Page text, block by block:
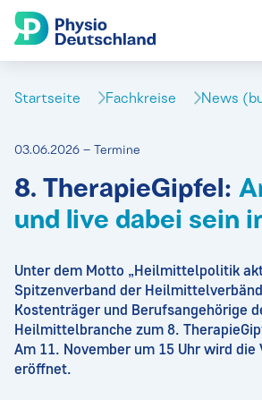
Startseite Fachkreise News
03.06.2026 – Termine
8. TherapieGipfel:
und live dabei sein
Unter dem Motto „Heilmittelpolitik
Spitzenverband der
Kostenträger und Berufsangehörige
Heilmittelbranche zum 8.
Am 11. November um 15 Uhr wird
eröffnet.